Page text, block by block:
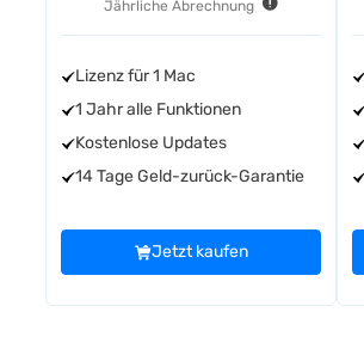
Jährliche Abrechnung
Lizenz für 1 Mac
1 Jahr alle Funktionen
Kostenlose Updates
14 Tage Geld-zurück-Garantie
Jetzt kaufen